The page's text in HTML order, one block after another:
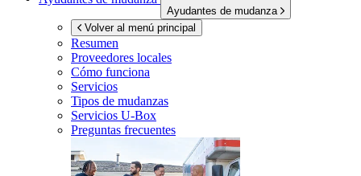
Ayudantes de mudanza
Volver al menú principal
Resumen
Proveedores locales
Cómo funciona
Servicios
Tipos de mudanzas
Servicios U-Box
Preguntas frecuentes